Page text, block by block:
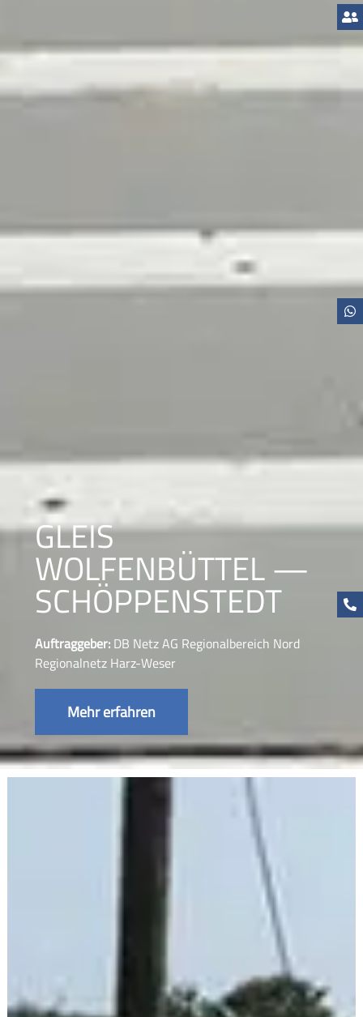
GLEIS
WOLFENBÜTTEL —
SCHÖPPENSTEDT
Auftraggeber:DB Netz AG Regionalbereich Nord
Regionalnetz Harz-Weser
Mehr erfahren